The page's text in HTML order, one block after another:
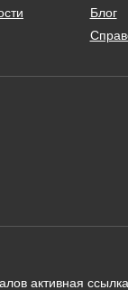
Блог
активная